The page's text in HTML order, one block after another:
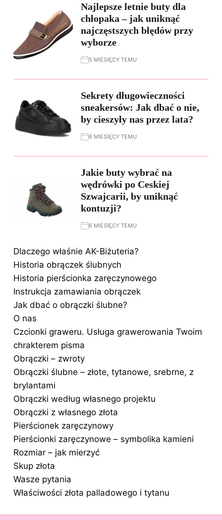
Najlepsze letnie buty dla
chłopaka – jak uniknąć
najczęstszych błędów przy
wyborze
5 MIESIĘCY TEMU
Sekrety długowieczności
sneakersów: Jak dbać o nie,
by cieszyły nas przez lata?
6 MIESIĘCY TEMU
Jakie buty wybrać na
wędrówki po Ceskiej
Szwajcarii, by uniknąć
kontuzji?
6 MIESIĘCY TEMU
Dlaczego właśnie AK-Biżuteria?
Historia obrączek ślubnych
Historia pierścionka zaręczynowego
Instrukcja zamawiania obrączek
Jak dbać o obrączki ślubne?
O nas
Czcionki graweru. Usługa grawerowania Twoim
chrakterem pisma
Obrączki – zwroty
Obrączki ślubne – złote, tytanowe, srebrne, z
brylantami
Obrączki według własnego projektu
Obrączki z własnego złota
Pierścionek zaręczynowy
Pierścionki zaręczynowe – symbolika kamieni
Rozmiar – jak mierzyć
Skup złota
Wasze pytania
Właściwości złota palladowego i tytanu